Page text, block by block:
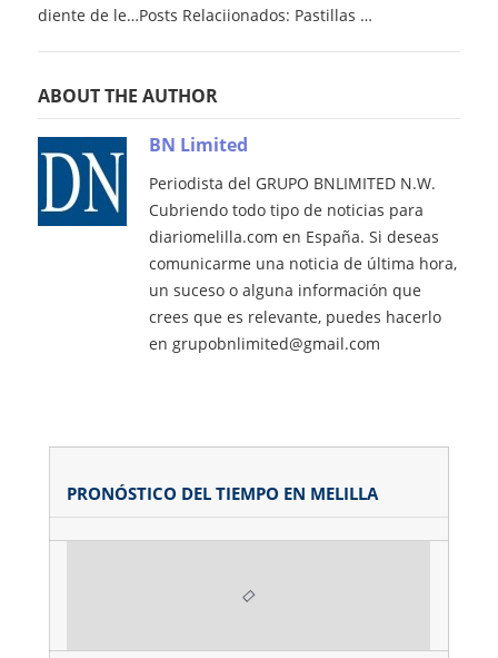
diente de le…Posts Relaciionados: Pastillas …
ABOUT THE AUTHOR
BN Limited
Periodista del GRUPO BNLIMITED N.W.
Cubriendo todo tipo de noticias para
diariomelilla.com en España. Si deseas
comunicarme una noticia de última hora,
un suceso o alguna información que
crees que es relevante, puedes hacerlo
en grupobnlimited@gmail.com
PRONÓSTICO DEL TIEMPO EN MELILLA